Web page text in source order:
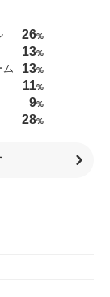
26%
13%
ム 13%
11%
9%
28%